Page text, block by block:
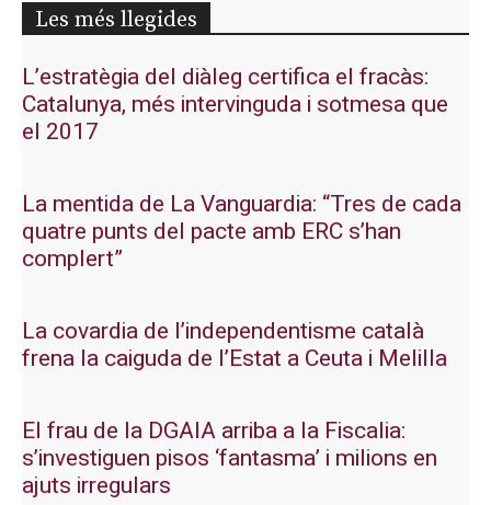
Les més llegides
L’estratègia del diàleg certifica el fracàs:
Catalunya, més intervinguda i sotmesa que
el 2017
La mentida de La Vanguardia: “Tres de cada
quatre punts del pacte amb ERC s’han
complert”
La covardia de l’independentisme català
frena la caiguda de l’Estat a Ceuta i Melilla
El frau de la DGAIA arriba a la Fiscalia:
s’investiguen pisos ‘fantasma’ i milions en
ajuts irregulars